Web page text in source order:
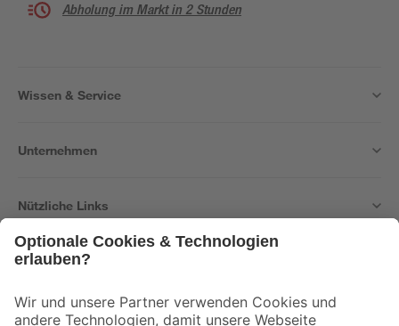
Abholung im Markt in 2 Stunden
Wissen & Service
Unternehmen
Nützliche Links
Der toom Newsletter: Keine Angebote und Aktionen mehr verpassen!